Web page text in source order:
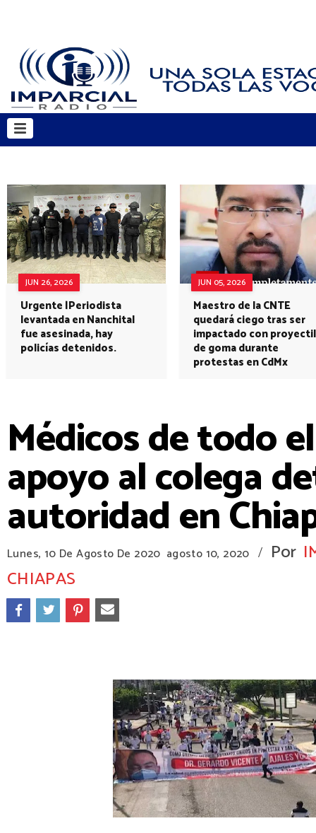
JUN 26, 2026
Urgente |Periodista
levantada en Nanchital
fue asesinada, hay
policías detenidos.
JUN 05, 2026
Maestro de la CNTE
quedará ciego tras ser
impactado con proyectil
de goma durante
protestas en CdMx
Médicos de todo
apoyo al colega
autoridad en
Lunes, 10 De Agosto De 2020 agosto 10, 2020 / Por
CHIAPAS